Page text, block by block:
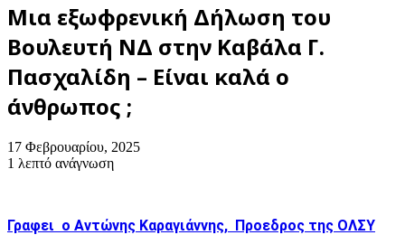
Μια εξωφρενική Δήλωση του
Βουλευτή ΝΔ στην Καβάλα Γ.
Πασχαλίδη – Είναι καλά ο
άνθρωπος ;
17 Φεβρουαρίου, 2025
1 λεπτό ανάγνωση
Γραφει ο Αντώνης Καραγιάννης, Προεδρος της ΟΛΣΥ